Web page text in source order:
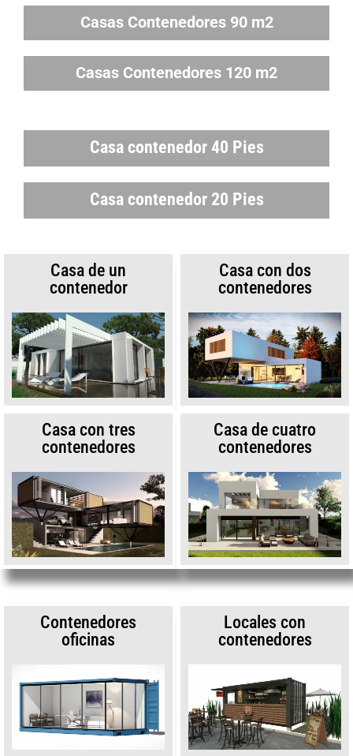
Casas Contenedores 90 m2
Casas Contenedores 120 m2
Casa contenedor 40 Pies
Casa contenedor 20 Pies
Casa de un
contenedor
Casa con dos
contenedores
Casa con tres
contenedores
Casa de cuatro
contenedores
Contenedores
oficinas
Locales con
contenedores